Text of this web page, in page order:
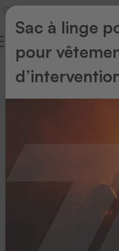
Scanners
sans
Sac à linge
pour